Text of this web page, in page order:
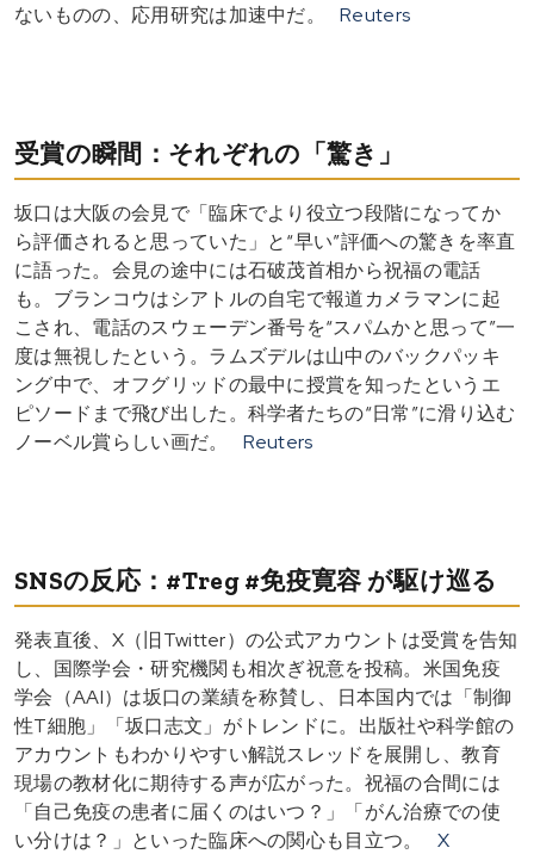
ないものの、応用研究は加速中だ。
Reuters
受賞の瞬間：それぞれの「驚き」
坂口は大阪の会見で「臨床でより役立つ段階になってか
ら評価されると思っていた」と“早い”評価への驚きを率直
に語った。会見の途中には石破茂首相から祝福の電話
も。ブランコウはシアトルの自宅で報道カメラマンに起
こされ、電話のスウェーデン番号を“スパムかと思って”一
度は無視したという。ラムズデルは山中のバックパッキ
ング中で、オフグリッドの最中に授賞を知ったというエ
ピソードまで飛び出した。科学者たちの“日常”に滑り込む
ノーベル賞らしい画だ。
Reuters
SNSの反応：#Treg #免疫寛容 が駆け巡る
発表直後、X（旧Twitter）の公式アカウントは受賞を告知
し、国際学会・研究機関も相次ぎ祝意を投稿。米国免疫
学会（AAI）は坂口の業績を称賛し、日本国内では「制御
性T細胞」「坂口志文」がトレンドに。出版社や科学館の
アカウントもわかりやすい解説スレッドを展開し、教育
現場の教材化に期待する声が広がった。祝福の合間には
「自己免疫の患者に届くのはいつ？」「がん治療での使
い分けは？」といった臨床への関心も目立つ。
X